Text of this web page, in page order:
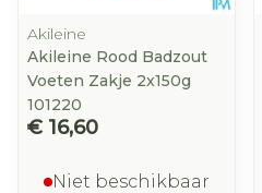
Akileine
Akileine Rood Badzout
Voeten Zakje 2x150g
101220
€ 16,60
Niet beschikbaar